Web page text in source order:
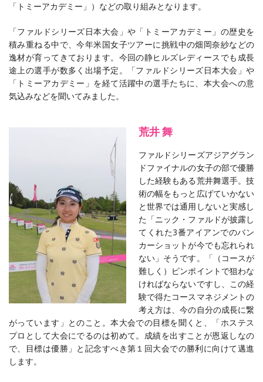
「トミーアカデミー」）などの取り組みとなります。
「ファルドシリーズ日本大会」や「トミーアカデミー」の歴史を
積み重ねる中で、今年米国女子ツアーに挑戦中の畑岡奈紗などの
逸材が育ってきております。今回の静ヒルズレディースでも成長
途上の選手が数多く出場予定。「ファルドシリーズ日本大会」や
「トミーアカデミー」を経て活躍中の選手たちに、本大会への意
気込みなどを聞いてみました。
荒井 舞
ファルドシリーズアジアグラン
ドファイナルの女子の部で優勝
した経験もある荒井舞選手。技
術の幅をもっと広げていかない
と世界では通用しないと実感し
た「ニック・ファルドが披露し
てくれた3番アイアンでのバン
カーショットが今でも忘れられ
ない」そうです。「（コースが
難しく）ピンポイントで狙わな
ければならないですし、この経
験で得たコースマネジメントの
考え方は、今の自分の成長に繋
がっています」とのこと。本大会での目標を聞くと、「ホステス
プロとして大会にでるのは初めて。成績を出すことが恩返しなの
で、目標は優勝」と記念すべき第１回大会での勝利に向けて邁進
します。